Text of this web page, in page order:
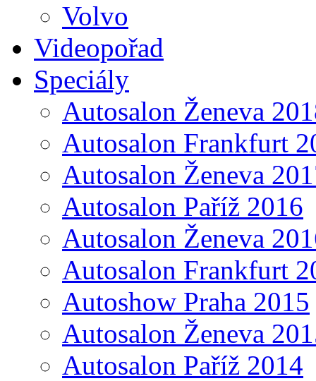
Volvo
Videopořad
Speciály
Autosalon Ženeva
Autosalon Frankfurt
Autosalon Ženeva
Autosalon Paříž 2016
Autosalon Ženeva
Autosalon Frankfurt
Autoshow Praha 2015
Autosalon Ženeva
Autosalon Paříž 2014